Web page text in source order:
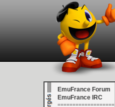
EmuFrance Forum
EmuFrance IRC
===================